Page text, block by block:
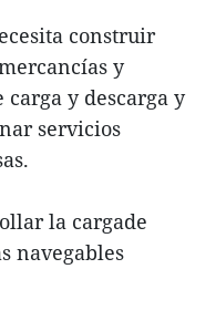
construir
y
y descarga y
servicios
la cargade
navegables